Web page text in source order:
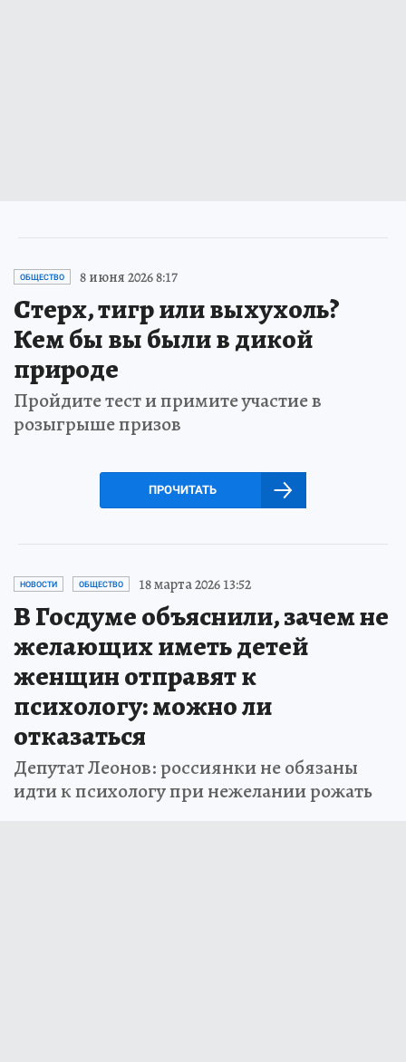
ОБЩЕСТВО 8 июня 2026 8:17
Стерх, тигр или выхухоль?
Кем бы вы были в дикой
природе
Пройдите тест и примите участие в
розыгрыше призов
ПРОЧИТАТЬ
НОВОСТИ ОБЩЕСТВО 18 марта 2026 13:52
В Госдуме объяснили, зачем не
желающих иметь детей
женщин отправят к
психологу: можно ли
отказаться
Депутат Леонов: россиянки не обязаны
идти к психологу при нежелании рожать